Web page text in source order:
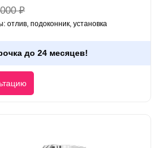
₽
отлив, подоконник, установка
до 24 месяцев!